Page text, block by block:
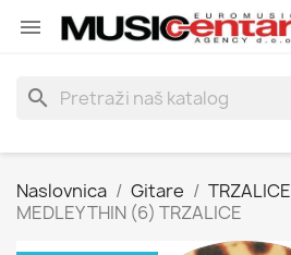

search
Naslovnica Gitare TRZALICE
MEDLEY THIN (6) TRZALICE